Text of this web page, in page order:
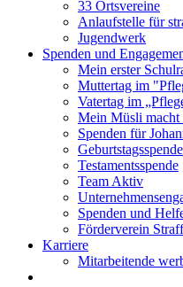
33 Ortsvereine
Anlaufstelle für
Jugendwerk
Spenden und
Mein erster
Muttertag im
Vatertag im
Mein Müsli macht
Spenden für
Geburtstagsspende
Testamentsspende
Team Aktiv
Spenden und
Förderverein
Karriere
Mitarbeitende